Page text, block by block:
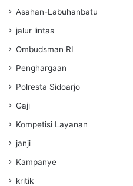
Asahan-Labuhanbatu
jalur lintas
Ombudsman RI
Penghargaan
Polresta Sidoarjo
Gaji
Kompetisi Layanan
janji
Kampanye
kritik